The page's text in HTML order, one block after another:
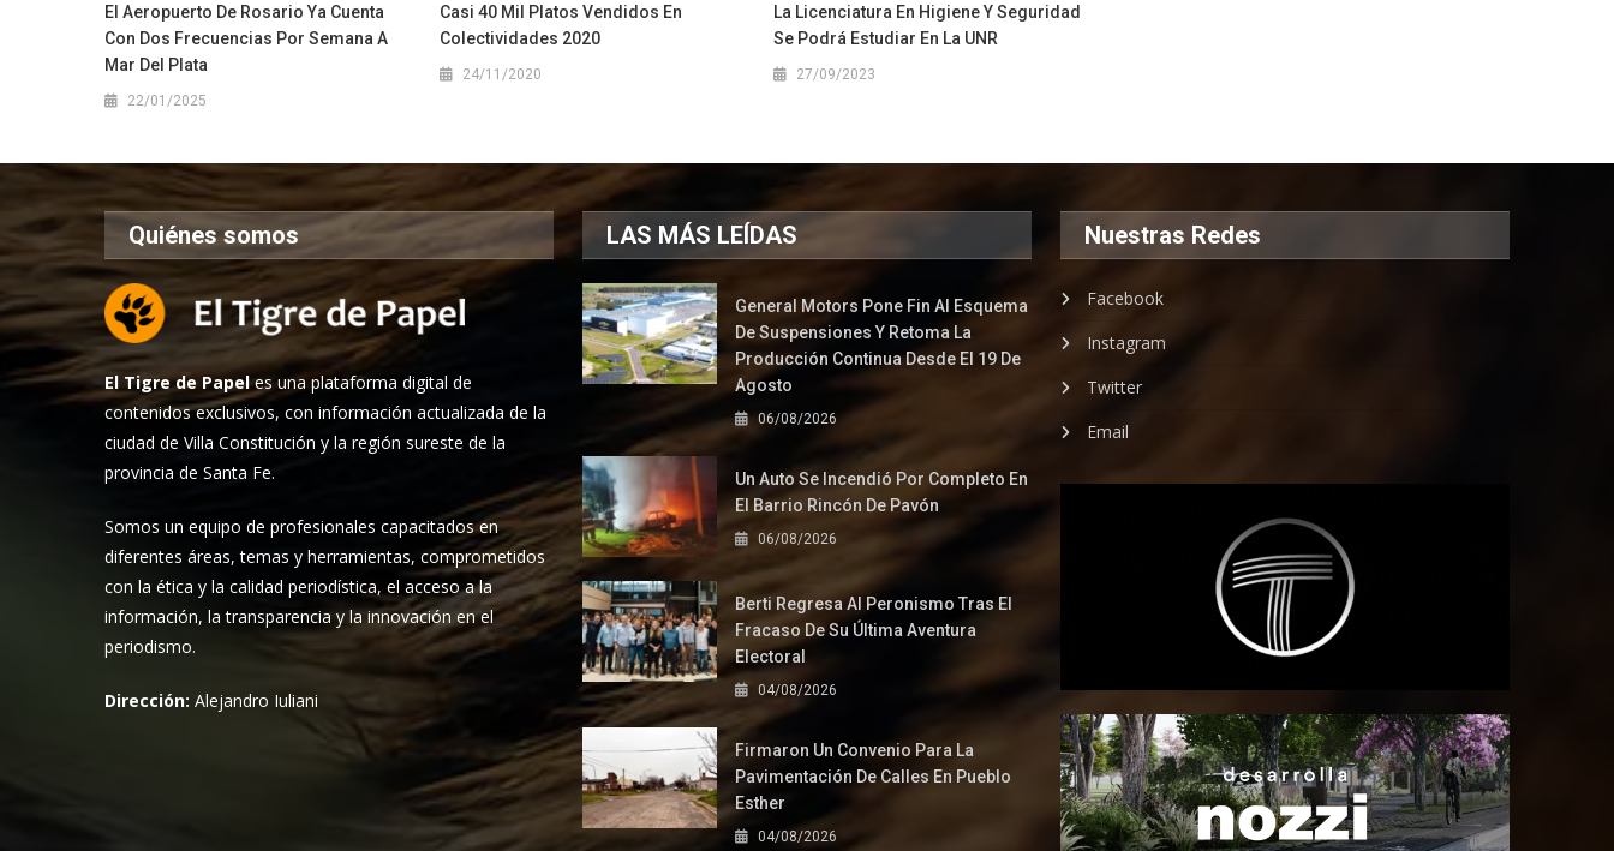
El Aeropuerto De Rosario Ya Cuenta
Con Dos Frecuencias Por Semana A
Mar Del Plata
22/01/2025
Casi 40 Mil Platos Vendidos En
Colectividades 2020
24/11/2020
La Licenciatura En Higiene Y Seguridad
Se Podrá Estudiar En La UNR
27/09/2023
Quiénes somos
El Tigre de Papeles una plataforma digital de
contenidos exclusivos, con información actualizada de la
ciudad de Villa Constitución y la región sureste de la
provincia de Santa Fe.
Somos un equipo de profesionales capacitados en
diferentes áreas, temas y herramientas, comprometidos
con la ética y la calidad periodística, el acceso a la
información, la transparencia y la innovación en el
periodismo.
Dirección:Alejandro Iuliani
LAS MÁS LEÍDAS
General Motors Pone Fin Al Esquema
De Suspensiones Y Retoma La
Producción Continua Desde El 19 De
Agosto
06/08/2026
Un Auto Se Incendió Por Completo En
El Barrio Rincón De Pavón
06/08/2026
Berti Regresa Al Peronismo Tras El
Fracaso De Su Última Aventura
Electoral
04/08/2026
Firmaron Un Convenio Para La
Pavimentación De Calles En Pueblo
Esther
04/08/2026
Nuestras Redes
Facebook
Instagram
Twitter
Email